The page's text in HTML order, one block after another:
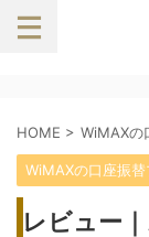
HOME > WiMAXの
WiMAXの口座振替
レビュー